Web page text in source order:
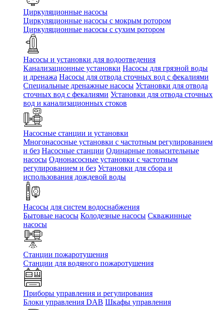
Циркуляционные насосы
Циркуляционные насосы с мокрым ротором
Циркуляционные насосы с сухим ротором
Насосы и установки для водоотведения
Канализационные установки Насосы для грязной воды
и дренажа Насосы для отвода сточных вод c фекалиями
Специальные дренажные насосы Установки для отвода
сточных вод c фекалиями Установки для отвода сточных
вод и канализационных стоков
Насосные станции и установки
Многонасосные установки с частотным регулированием
и без Насосные станции Одинарные повысительные
насосы Однонасосные установки с частотным
регулированием и без Установки для сбора и
использования дождевой воды
Насосы для систем водоснабжения
Бытовые насосы Колодезные насосы Скважинные
насосы
Станции пожаротушения
Станции для водяного пожаротушения
Приборы управления и регулирования
Блоки управления DAB Шкафы управления